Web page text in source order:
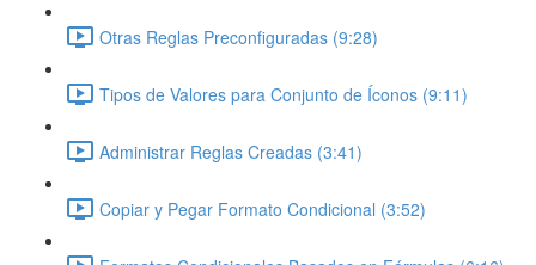
Otras Reglas Preconfiguradas (9:28)
Tipos de Valores para Conjunto de Íconos (9:11)
Administrar Reglas Creadas (3:41)
Copiar y Pegar Formato Condicional (3:52)